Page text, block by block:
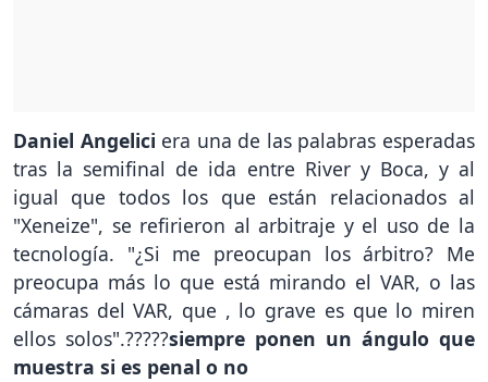
Daniel Angelici era una de las palabras esperadas
tras la semifinal de ida entre River y Boca, y al
igual que todos los que están relacionados al
"Xeneize", se refirieron al arbitraje y el uso de la
tecnología. "¿Si me preocupan los árbitro? Me
preocupa más lo que está mirando el VAR, o las
cámaras del VAR, que , lo grave es que lo miren
ellos solos".?????siempre ponen un ángulo que
muestra si es penal o no